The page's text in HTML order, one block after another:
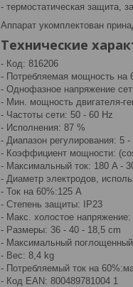
- термостатическая защита,
Аппарат укомплектован
Технические
- Код: 816206
- Потребляемая мощность на
- Однофазное напряжение
- Мин. мощность двигателя-
- Частоты сети: 50 - 60 Hz
- Исполнения: 87 %
- Диапазон регулирования: 5 -
- Коэффициент мощности:
- Максимальный ток: 180 A -
- Диаметр электродов,
- Ток на 60%:125 A
- Степень защиты: IP23
- Макс. холостое
- Размеры: 36 - 40 - 18,5 cm
- Максимальный поглощенный
- Вес: 8,4 kg
- Потребляемый ток на
- Код EAN: 800489781004 1